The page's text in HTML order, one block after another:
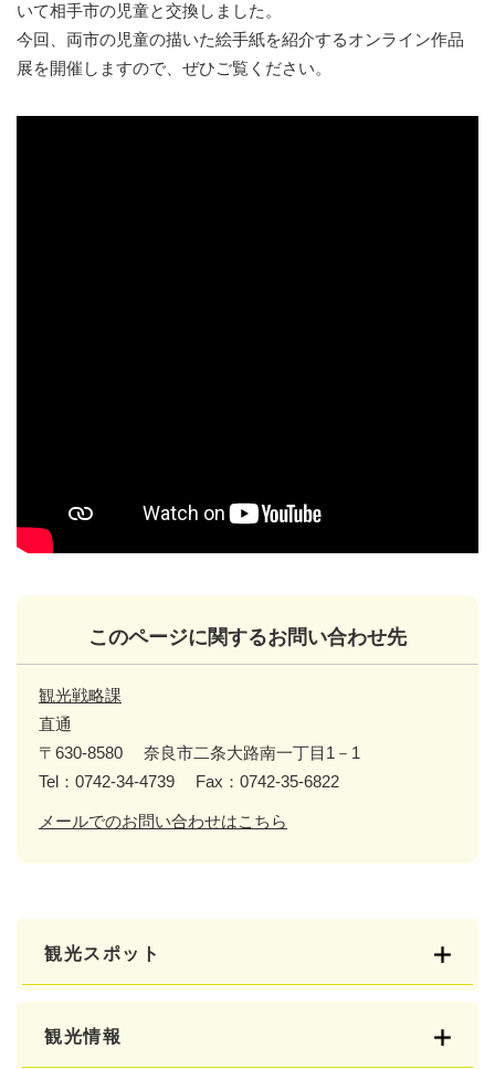
いて相手市の児童と交換しました。
今回、両市の児童の描いた絵手紙を紹介するオンライン作品
展を開催しますので、ぜひご覧ください。
このページに関するお問い合わせ先
観光戦略課
直通
〒630-8580
奈良市二条大路南一丁目1－1
Tel：0742-34-4739
Fax：0742-35-6822
メールでのお問い合わせはこちら
観光スポット
観光情報